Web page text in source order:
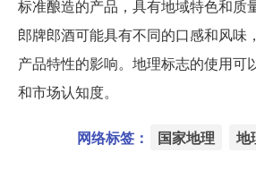
标准酿造的产品，具有地域特色和质
郎牌郎酒可能具有不同的口感和风味
产品特性的影响。地理标志的使用可
和市场认知度。
网络标签： 国家地理 地